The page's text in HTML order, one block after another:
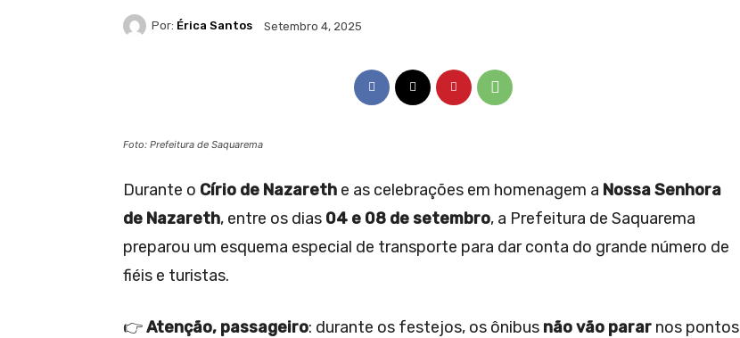
Por: Érica Santos Setembro 4, 2025
Foto: Prefeitura de Saquarema
Durante o Círio de Nazareth e as celebrações em homenagem a Nossa Senhora
de Nazareth, entre os dias 04 e 08 de setembro, a Prefeitura de Saquarema
preparou um esquema especial de transporte para dar conta do grande número de
fiéis e turistas.
👉Atenção, passageiro: durante os festejos, os ônibus não vão parar nos pontos